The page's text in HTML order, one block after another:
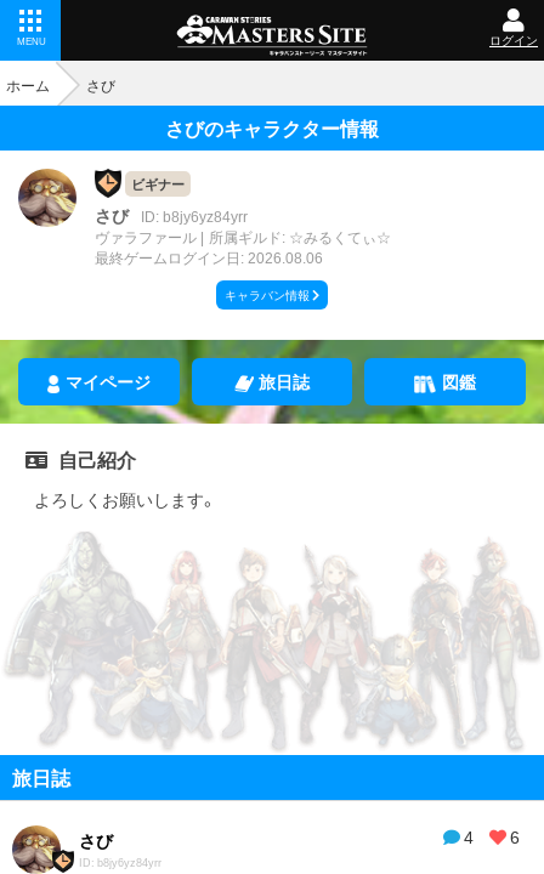
MENU ログイン
ホーム さび
さびのキャラクター情報
ビギナー
さび ID: b8jy6yz84yrr
ヴァラファール
所属ギルド: ☆みるくてぃ☆
最終ゲームログイン日: 2026.08.06
キャラバン情報
マイページ 旅日誌 図鑑
自己紹介
よろしくお願いします。
旅日誌
4 6
さび
ID: b8jy6yz84yrr